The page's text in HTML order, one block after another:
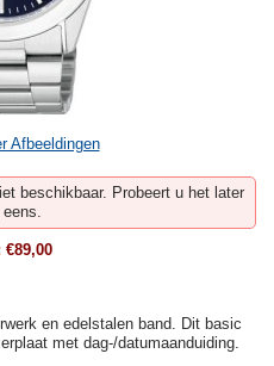
Afbeeldingen
beschikbaar. Probeert u het later
eens.
€89,00
en edelstalen band. Dit basic
met dag-/datumaanduiding.